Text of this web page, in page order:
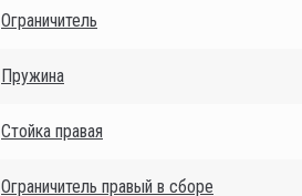
Ограничитель
Пружина
Стойка правая
Ограничитель правый в сборе